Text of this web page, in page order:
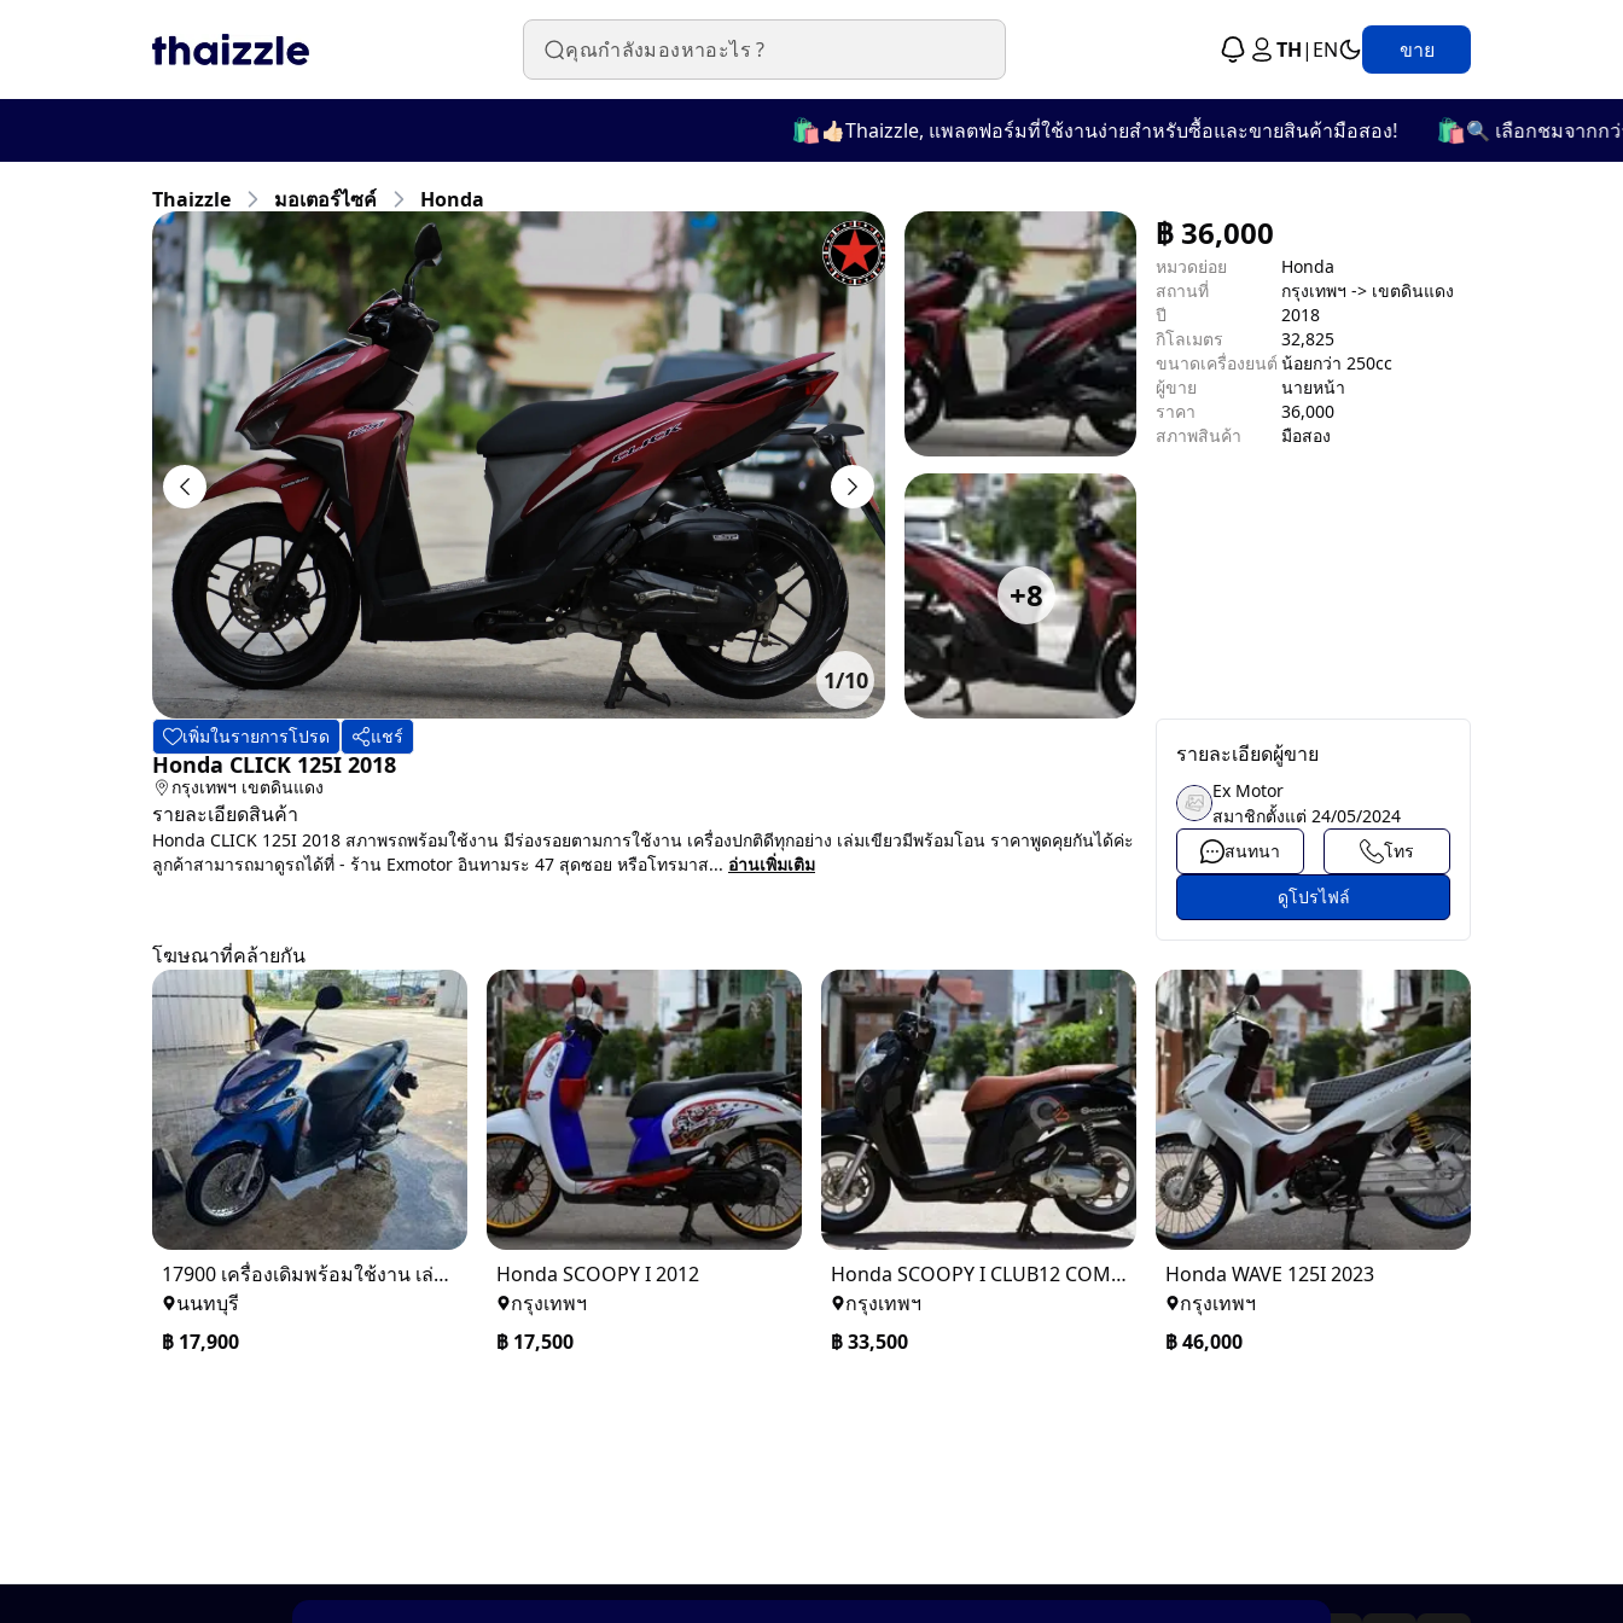
TH| EN ขาย
👍🏻Thaizzle, แพลตฟอร์มที่ใช้งานง่ายสำหรับซื้อและขายสินค้ามือสอง! 🛍️ 🔍 เลือกชมจากกว่า 25
Thaizzle มอเตอร์ไซค์ Honda
1/10
+8
฿36,000
หมวดย่อย
Honda
สถานที่
กรุงเทพฯ -> เขตดินแดง
ปี
2018
กิโลเมตร
32,825
ขนาดเครื่องยนต์ น้อยกว่า 250cc
ผู้ขาย
นายหน้า
ราคา
36,000
สภาพสินค้า
มือสอง
เพิ่มในรายการโปรด แชร์
Honda CLICK 125I 2018
กรุงเทพฯ เขตดินแดง
รายละเอียดสินค้า
Honda CLICK 125I 2018 สภาพรถพร้อมใช้งาน มีร่องรอยตามการใช้งาน เครื่องปกติดีทุกอย่าง เล่มเขียวมีพร้อมโอน ราคาพูดคุยกันได้ค่ะ
ลูกค้าสามารถมาดูรถได้ที่ - ร้าน Exmotor อินทามระ 47 สุดซอย หรือโทรมาส... อ่านเพิ่มเติม
รายละเอียดผู้ขาย
Ex Motor
สมาชิกตั้งแต่ 24/05/2024
สนทนา
โทร
ดูโปรไฟล์
โฆษณาที่คล้ายกัน
17900 เครื่องเดิมพร้อมใช้งาน เล่มพร้อมชุดโอนครบภาษีไม่ขาด ดูรถได้ที่บางบัวทองนนทบุรี084-354-5593
นนทบุรี
฿ 17,900
Honda SCOOPY I 2012
กรุงเทพฯ
฿ 17,500
Honda SCOOPY I CLUB12 COMBI BRAKE 2018
กรุงเทพฯ
฿33,500
Honda WAVE 125I 2023
กรุงเทพฯ
฿46,000